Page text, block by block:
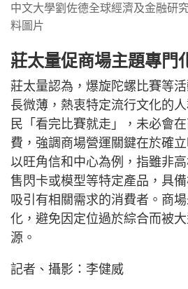
中文大學劉佐德全球經濟及金融研
料圖片
莊太量促商場主題專門
莊太量認為，爆旋陀螺比賽等
長微薄，熱衷特定流行文化的
民「看完比賽就走」，未必會
費，強調商場營運關鍵在於確
以旺角信和中心為例，指雖非
售閃卡或模型等特定產品，具
吸引有相關需求的消費者。商
化，避免因定位過於綜合而被
源。
記者、攝影：李健威